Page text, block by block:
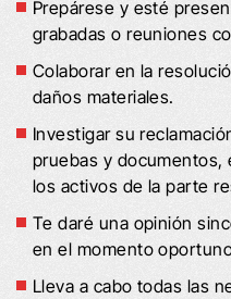
Prepárese y esté
grabadas o reuniones
Colaborar en la
daños materiales.
Investigar su
pruebas y documentos,
los activos de la parte
Te daré una opinión
en el momento
Lleva a cabo todas las